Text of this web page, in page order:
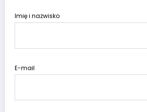
Imię i nazwisko
E-mail